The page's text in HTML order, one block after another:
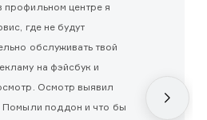
профильном центре я
где не будут
обслуживать твой
на фэйсбук и
Осмотр выявил
Помыли поддон и что бы